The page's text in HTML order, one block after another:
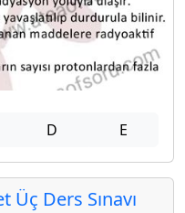
D E
Ders Sınavı